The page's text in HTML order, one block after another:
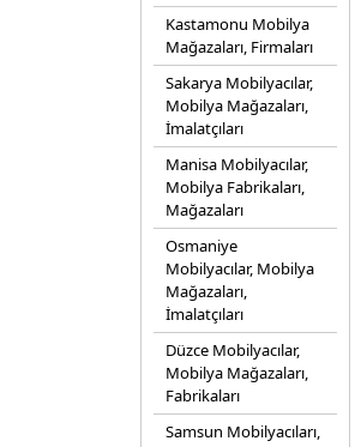
Kastamonu Mobilya
Mağazaları, Firmaları
Sakarya Mobilyacılar,
Mobilya Mağazaları,
İmalatçıları
Manisa Mobilyacılar,
Mobilya Fabrikaları,
Mağazaları
Osmaniye
Mobilyacılar, Mobilya
Mağazaları,
İmalatçıları
Düzce Mobilyacılar,
Mobilya Mağazaları,
Fabrikaları
Samsun Mobilyacıları,